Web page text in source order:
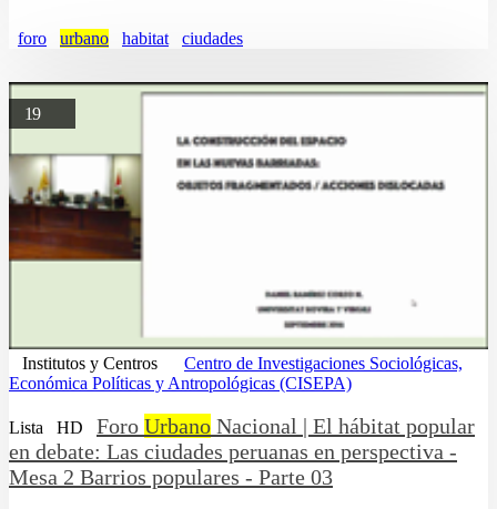
foro urbano habitat ciudades
19
Institutos y Centros
Centro de Investigaciones Sociológicas,
Económica Políticas y Antropológicas (CISEPA)
Lista HD Foro Urbano Nacional | El hábitat popular
en debate: Las ciudades peruanas en perspectiva -
Mesa 2 Barrios populares - Parte 03